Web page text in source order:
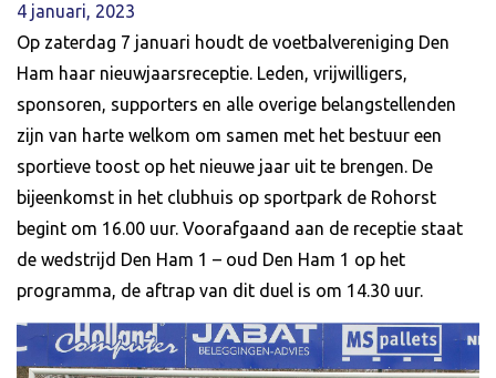
4 januari, 2023
Op zaterdag 7 januari houdt de voetbalvereniging Den
Ham haar nieuwjaarsreceptie. Leden, vrijwilligers,
sponsoren, supporters en alle overige belangstellenden
zijn van harte welkom om samen met het bestuur een
sportieve toost op het nieuwe jaar uit te brengen. De
bijeenkomst in het clubhuis op sportpark de Rohorst
begint om 16.00 uur. Voorafgaand aan de receptie staat
de wedstrijd Den Ham 1 – oud Den Ham 1 op het
programma, de aftrap van dit duel is om 14.30 uur.